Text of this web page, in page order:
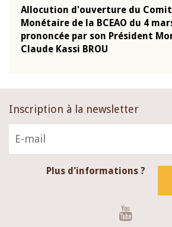
Allocution d'ouverture du
Monétaire de la BCEAO du 4
prononcée par son Président
Claude Kassi BROU
Inscription à la newsletter
Plus d'informations ?